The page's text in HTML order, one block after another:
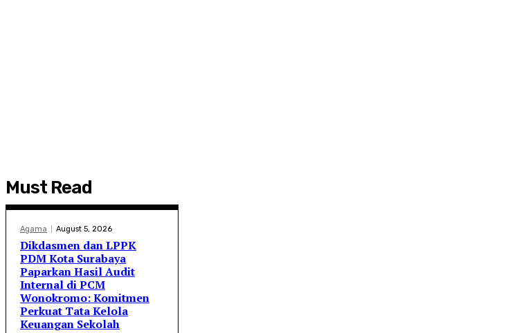
Must Read
Agama August 5, 2026
Dikdasmen dan LPPK
PDM Kota Surabaya
Paparkan Hasil Audit
Internal di PCM
Wonokromo: Komitmen
Perkuat Tata Kelola
Keuangan Sekolah